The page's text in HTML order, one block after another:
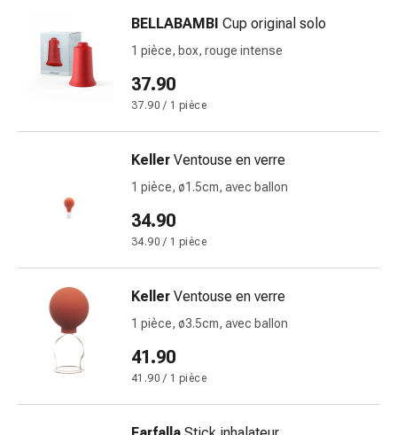
adhésifs
Pommade
yeux
Troubles
l'oreille
Soins
oreilles
Gouttes
BELLABAMBI Cup original solo
1 pièce, box, rouge intense
37.90
37.90 / 1 pièce
Keller Ventouse en verre
1 pièce, ø1.5cm, avec ballon
34.90
34.90 / 1 pièce
Keller Ventouse en verre
1 pièce, ø3.5cm, avec ballon
41.90
41.90 / 1 pièce